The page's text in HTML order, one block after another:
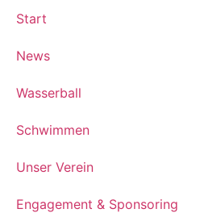
Start
News
Wasserball
Schwimmen
Unser Verein
Engagement & Sponsoring